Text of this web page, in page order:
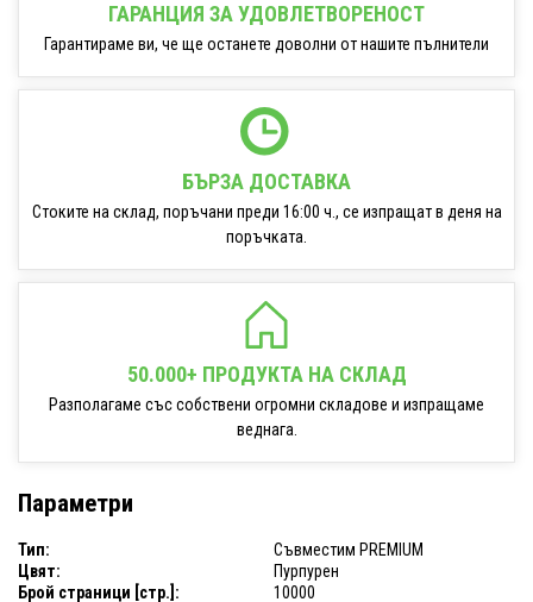
ГАРАНЦИЯ ЗА УДОВЛЕТВОРЕНОСТ
Гарантираме ви, че ще останете доволни от нашите пълнители
БЪРЗА ДОСТАВКА
Стоките на склад, поръчани преди 16:00 ч., се изпращат в деня на
поръчката.
50.000+ ПРОДУКТА НА СКЛАД
Разполагаме със собствени огромни складове и изпращаме
веднага.
Параметри
Тип:
Съвместим PREMIUM
Цвят:
Пурпурен
Брой страници [стр.]:
10000